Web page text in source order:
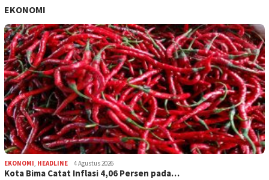
EKONOMI
EKONOMI, HEADLINE 4 Agustus 2026
Kota Bima Catat Inflasi 4,06 Persen pada…